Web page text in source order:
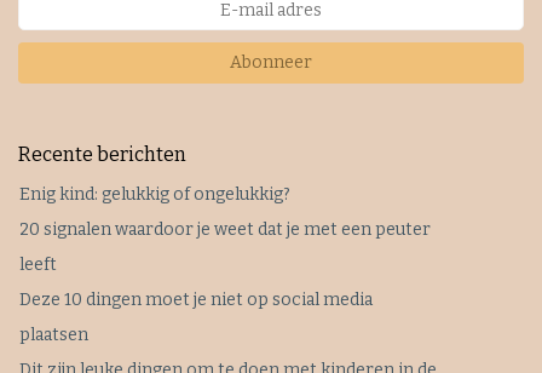
Abonneer
Recente berichten
Enig kind: gelukkig of ongelukkig?
20 signalen waardoor je weet dat je met een peuter
leeft
Deze 10 dingen moet je niet op social media
plaatsen